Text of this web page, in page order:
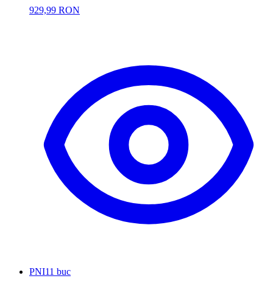
929,99 RON
PNI11 buc